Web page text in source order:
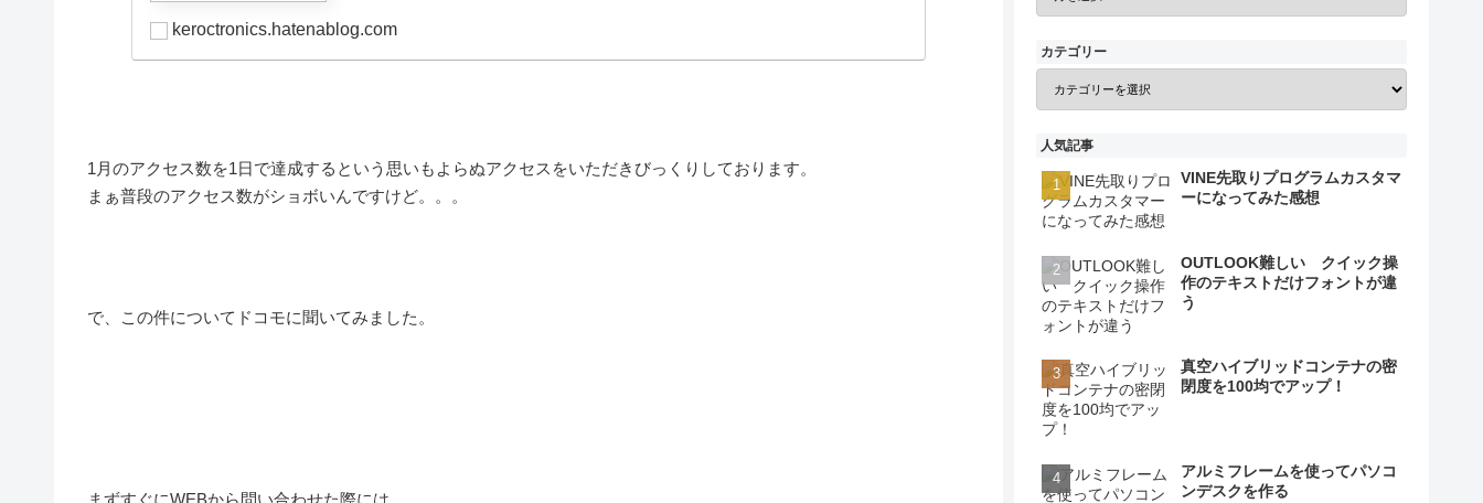
keroctronics.hatenablog.com
1月のアクセス数を1日で達成するという思いもよらぬアクセスをいただきびっくりしております。
まぁ普段のアクセス数がショボいんですけど。。。
で、この件についてドコモに聞いてみました。
まずすぐにWEBから問い合わせた際には
カテゴリー
人気記事
VINE先取りプログラムカスタマ
ーになってみた感想
OUTLOOK難しい クイック操
作のテキストだけフォントが違
う
真空ハイブリッドコンテナの密
閉度を100均でアップ！
アルミフレームを使ってパソコ
ンデスクを作る